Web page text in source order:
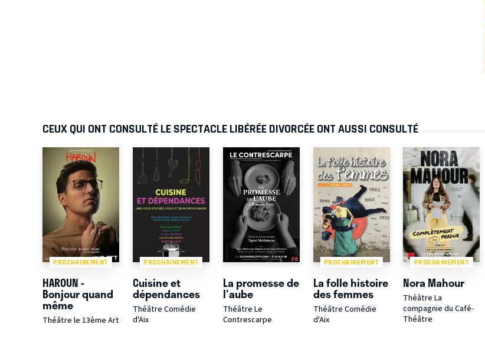
CEUX QUI ONT CONSULTÉ LE SPECTACLE LIBÉRÉE DIVORCÉE ONT AUSSI CONSULTÉ
PROCHAINEMENT
HAROUN -
Bonjour quand
même
Théâtre le 13ème Art
PROCHAINEMENT
Cuisine et
dépendances
Théâtre Comédie
d'Aix
La promesse de
l'aube
Théâtre Le
Contrescarpe
PROCHAINEMENT
La folle histoire
des femmes
Théâtre Comédie
d'Aix
PROCHAINEMENT
Nora Mahour
Théâtre La
compagnie du Café-
Théâtre